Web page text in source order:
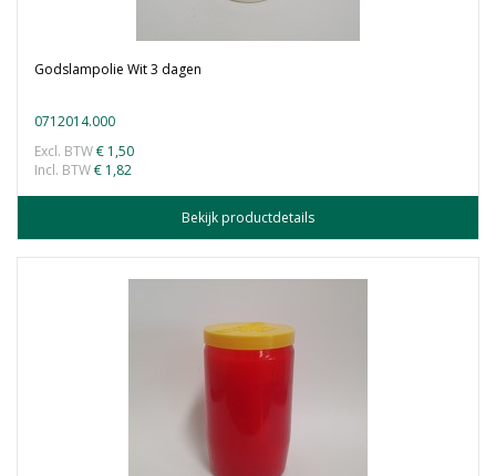
Godslampolie Wit 3 dagen
0712014.000
Excl. BTW€ 1,50
Incl. BTW€ 1,82
Bekijk productdetails